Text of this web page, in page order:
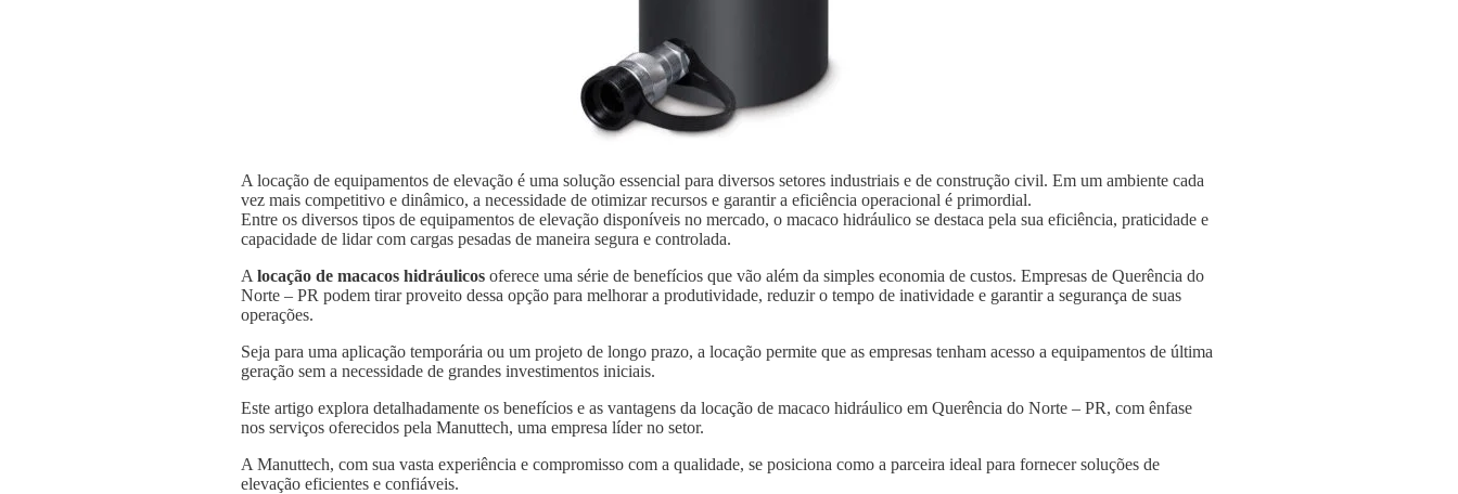
A locação de equipamentos de elevação é uma solução essencial para diversos setores industriais e de construção civil. Em um ambiente cada
vez mais competitivo e dinâmico, a necessidade de otimizar recursos e garantir a eficiência operacional é primordial.
Entre os diversos tipos de equipamentos de elevação disponíveis no mercado, o macaco hidráulico se destaca pela sua eficiência, praticidade e
capacidade de lidar com cargas pesadas de maneira segura e controlada.
A locação de macacos hidráulicos oferece uma série de benefícios que vão além da simples economia de custos. Empresas de Querência do
Norte – PR podem tirar proveito dessa opção para melhorar a produtividade, reduzir o tempo de inatividade e garantir a segurança de suas
operações.
Seja para uma aplicação temporária ou um projeto de longo prazo, a locação permite que as empresas tenham acesso a equipamentos de última
geração sem a necessidade de grandes investimentos iniciais.
Este artigo explora detalhadamente os benefícios e as vantagens da locação de macaco hidráulico em Querência do Norte – PR, com ênfase
nos serviços oferecidos pela Manuttech, uma empresa líder no setor.
A Manuttech, com sua vasta experiência e compromisso com a qualidade, se posiciona como a parceira ideal para fornecer soluções de
elevação eficientes e confiáveis.